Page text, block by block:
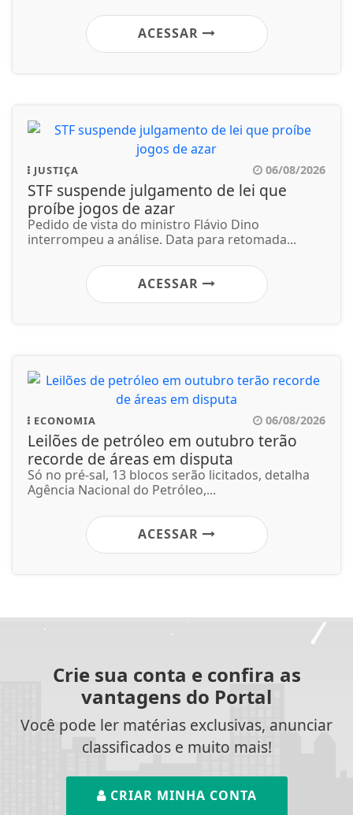
ACESSAR
JUSTIÇA 06/08/2026
STF suspende julgamento de lei que
proíbe jogos de azar
Pedido de vista do ministro Flávio Dino
interrompeu a análise. Data para retomada...
ACESSAR
ECONOMIA 06/08/2026
Leilões de petróleo em outubro terão
recorde de áreas em disputa
Só no pré-sal, 13 blocos serão licitados, detalha
Agência Nacional do Petróleo,...
ACESSAR
Crie sua conta e confira as
vantagens do Portal
Você pode ler matérias exclusivas, anunciar
classificados e muito mais!
CRIAR MINHA CONTA